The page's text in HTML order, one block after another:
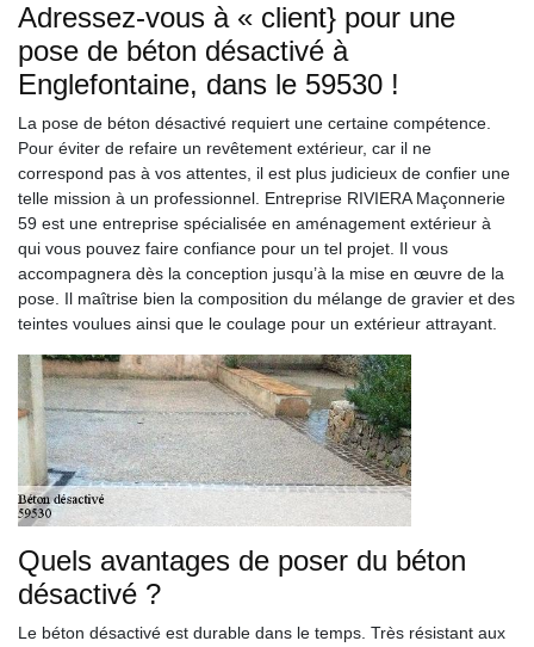
Adressez-vous à « client} pour une
pose de béton désactivé à
Englefontaine, dans le 59530 !
La pose de béton désactivé requiert une certaine compétence.
Pour éviter de refaire un revêtement extérieur, car il ne
correspond pas à vos attentes, il est plus judicieux de confier une
telle mission à un professionnel. Entreprise RIVIERA Maçonnerie
59 est une entreprise spécialisée en aménagement extérieur à
qui vous pouvez faire confiance pour un tel projet. Il vous
accompagnera dès la conception jusqu’à la mise en œuvre de la
pose. Il maîtrise bien la composition du mélange de gravier et des
teintes voulues ainsi que le coulage pour un extérieur attrayant.
Quels avantages de poser du béton
désactivé ?
Le béton désactivé est durable dans le temps. Très résistant aux